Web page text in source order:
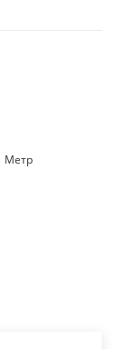
Метр